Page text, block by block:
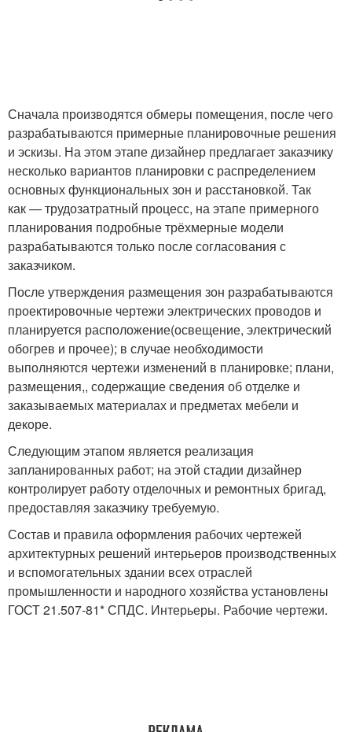
Сначала производятся обмеры помещения, после чего
разрабатываются примерные планировочные решения
и эскизы. На этом этапе дизайнер предлагает заказчику
несколько вариантов планировки с распределением
основных функциональных зон и расстановкой. Так
как — трудозатратный процесс, на этапе примерного
планирования подробные трёхмерные модели
разрабатываются только после согласования с
заказчиком.
После утверждения размещения зон разрабатываются
проектировочные чертежи электрических проводов и
планируется расположение(освещение, электрический
обогрев и прочее); в случае необходимости
выполняются чертежи изменений в планировке; плани,
размещения,, содержащие сведения об отделке и
заказываемых материалах и предметах мебели и
декоре.
Следующим этапом является реализация
запланированных работ; на этой стадии дизайнер
контролирует работу отделочных и ремонтных бригад,
предоставляя заказчику требуемую.
Состав и правила оформления рабочих чертежей
архитектурных решений интерьеров производственных
и вспомогательных здании всех отраслей
промышленности и народного хозяйства установлены
ГОСТ 21.507-81* СПДС. Интерьеры. Рабочие чертежи.